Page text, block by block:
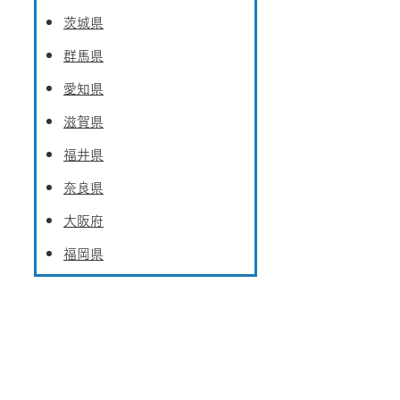
茨城県
群馬県
愛知県
滋賀県
福井県
奈良県
大阪府
福岡県